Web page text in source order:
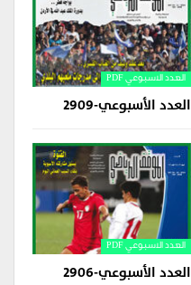
العدد الاسبوعي PDF
العدد الأسبوعي-2909
العدد الاسبوعي PDF
العدد الأسبوعي-2906